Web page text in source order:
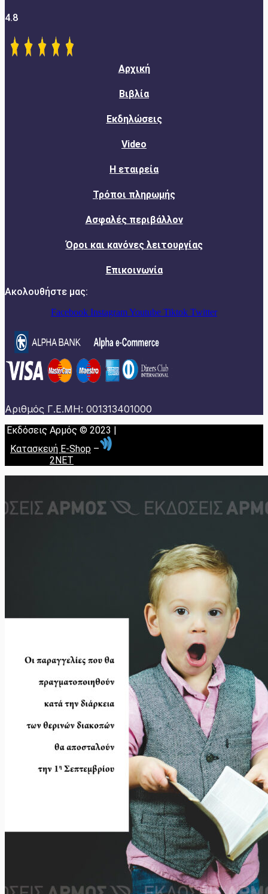
4.8
Αρχική
Βιβλία
Εκδηλώσεις
Video
Η εταιρεία
Τρόποι πληρωμής
Ασφαλές περιβάλλον
Όροι και κανόνες λειτουργίας
Επικοινωνία
Ακολουθήστε μας:
Facebook InstagramYoutube Tiktok Twitter
Αριθμός Γ.Ε.ΜΗ: 001313401000
Εκδόσεις Αρμός © 2023 |
Κατασκευή E-Shop –
2NET